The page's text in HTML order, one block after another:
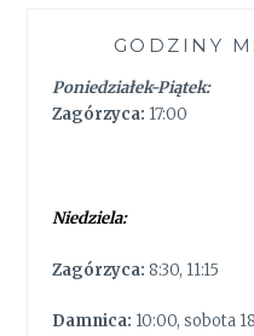
GODZINY
Poniedziałek-Piątek:
Zagórzyca: 17:00
Niedziela:
Zagórzyca: 8:30, 11:15
Damnica: 10:00, sobota